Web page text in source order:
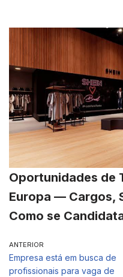
Oportunidades de
Europa — Cargos,
Como se
ANTERIOR
Empresa está em busca de
profissionais para vaga de